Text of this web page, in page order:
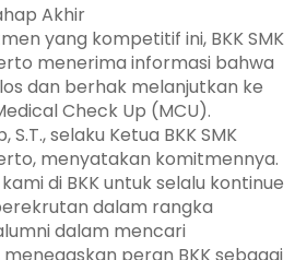
Akhir
yang kompetitif ini, BKK SMK
menerima informasi bahwa
dan berhak melanjutkan ke
Check Up (MCU).
selaku Ketua BKK SMK
menyatakan komitmennya.
di BKK untuk selalu kontinue
dalam rangka
dalam mencari
peran BKK sebagai